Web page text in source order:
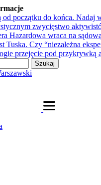
od początku do końca. Nadaj
zwycięstwo
Hazardowa wraca na
Tuska. Czy “niezależna
przejęcie pod przykrywką